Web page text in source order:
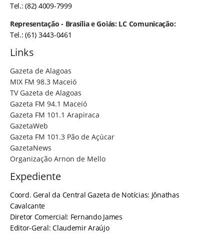
Tel.: (82) 4009-7999
Representação - Brasília e Goiás: LC Comunicação:
Tel.: (61) 3443-0461
Links
Gazeta de Alagoas
MIX FM 98.3 Maceió
TV Gazeta de Alagoas
Gazeta FM 94.1 Maceió
Gazeta FM 101.1 Arapiraca
GazetaWeb
Gazeta FM 101.3 Pão de Açúcar
GazetaNews
Organização Arnon de Mello
Expediente
Coord. Geral da Central Gazeta de Notícias: Jônathas
Cavalcante
Diretor Comercial: Fernando James
Editor-Geral: Claudemir Araújo